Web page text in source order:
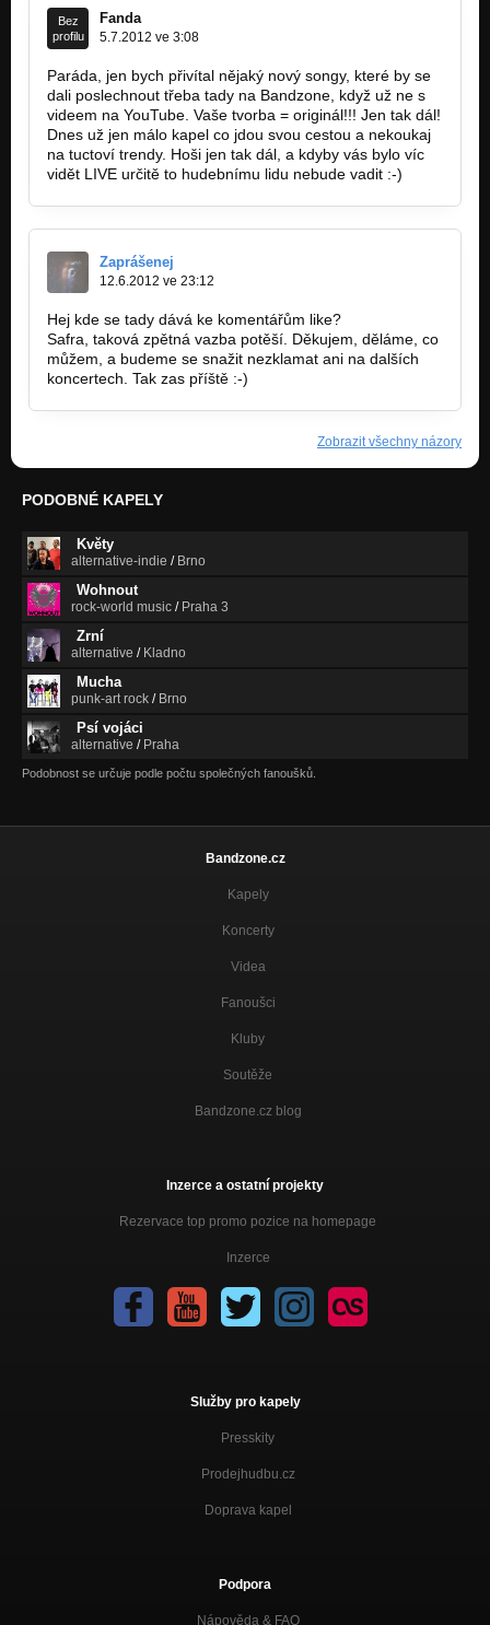
Bez
profilu
Fanda
5.7.2012 ve 3:08
Paráda, jen bych přivítal nějaký nový songy, které by se
dali poslechnout třeba tady na Bandzone, když už ne s
videem na YouTube. Vaše tvorba = originál!!! Jen tak dál!
Dnes už jen málo kapel co jdou svou cestou a nekoukaj
na tuctoví trendy. Hoši jen tak dál, a kdyby vás bylo víc
vidět LIVE určitě to hudebnímu lidu nebude vadit :-)
Zaprášenej
12.6.2012 ve 23:12
Hej kde se tady dává ke komentářům like?
Safra, taková zpětná vazba potěší. Děkujem, děláme, co
můžem, a budeme se snažit nezklamat ani na dalších
koncertech. Tak zas příště :-)
Zobrazit všechny názory
PODOBNÉ KAPELY
Květy
alternative-indie / Brno
Wohnout
rock-world music / Praha 3
Zrní
alternative / Kladno
Mucha
punk-art rock / Brno
Psí vojáci
alternative / Praha
Podobnost se určuje podle počtu společných fanoušků.
Bandzone.cz
Kapely
Koncerty
Videa
Fanoušci
Kluby
Soutěže
Bandzone.cz blog
Inzerce a ostatní projekty
Rezervace top promo pozice na homepage
Inzerce
Služby pro kapely
Presskity
Prodejhudbu.cz
Doprava kapel
Podpora
Nápověda & FAQ